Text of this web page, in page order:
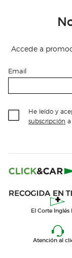
Accede a
Email
He leído y
subscripción
El Corte Inglés
Atención al